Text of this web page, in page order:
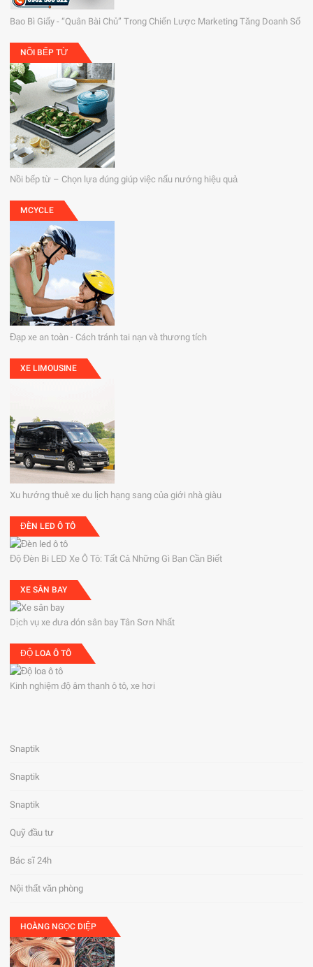
Bao Bì Giấy - “Quân Bài Chủ” Trong Chiến Lược Marketing Tăng Doanh Số
NỒI BẾP TỪ
Nồi bếp từ – Chọn lựa đúng giúp việc nấu nướng hiệu quả
MCYCLE
Đạp xe an toàn - Cách tránh tai nạn và thương tích
XE LIMOUSINE
Xu hướng thuê xe du lịch hạng sang của giới nhà giàu
ĐÈN LED Ô TÔ
Độ Đèn Bi LED Xe Ô Tô: Tất Cả Những Gì Bạn Cần Biết
XE SÂN BAY
Dịch vụ xe đưa đón sân bay Tân Sơn Nhất
ĐỘ LOA Ô TÔ
Kinh nghiệm độ âm thanh ô tô, xe hơi
Snaptik
Snaptik
Snaptik
Quỹ đầu tư
Bác sĩ 24h
Nội thất văn phòng
HOÀNG NGỌC DIỆP